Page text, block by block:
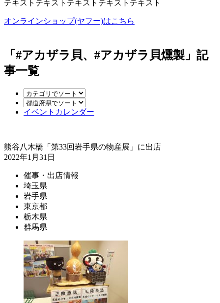
テキストテキストテキストテキストテキスト
オンラインショップ(ヤフー)はこちら
「#アカザラ貝、#アカザラ貝燻製」記
事一覧
イベントカレンダー
熊谷八木橋「第33回岩手県の物産展」に出店
2022年1月31日
催事・出店情報
埼玉県
岩手県
東京都
栃木県
群馬県